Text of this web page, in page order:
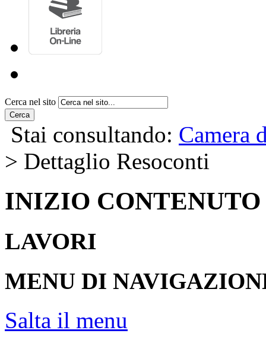
Cerca nel sito
Cerca
Stai consultando: Camera
> Dettaglio Resoconti
INIZIO CONTENUTO
LAVORI
MENU DI
Salta il menu